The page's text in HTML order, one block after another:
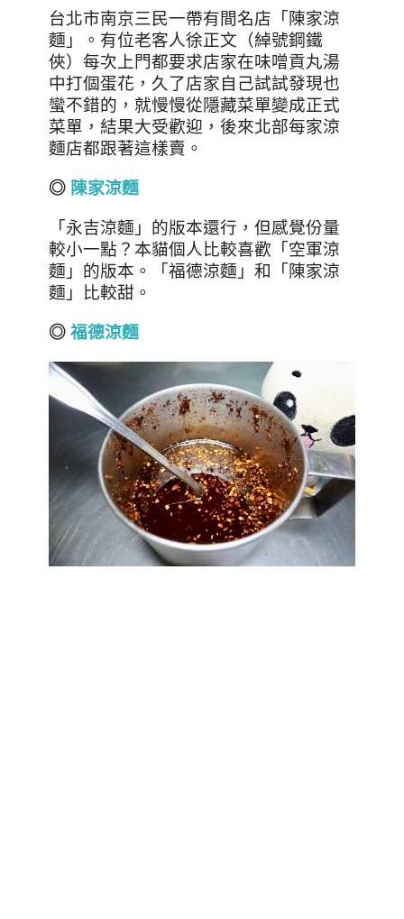
台北市南京三民一帶有間名店「陳家涼
麵」。有位老客人徐正文（綽號鋼鐵
俠）每次上門都要求店家在味噌貢丸湯
中打個蛋花，久了店家自己試試發現也
蠻不錯的，就慢慢從隱藏菜單變成正式
菜單，結果大受歡迎，後來北部每家涼
麵店都跟著這樣賣。
◎ 陳家涼麵
「永吉涼麵」的版本還行，但感覺份量
較小一點？本貓個人比較喜歡「空軍涼
麵」的版本。「福德涼麵」和「陳家涼
麵」比較甜。
◎ 福德涼麵